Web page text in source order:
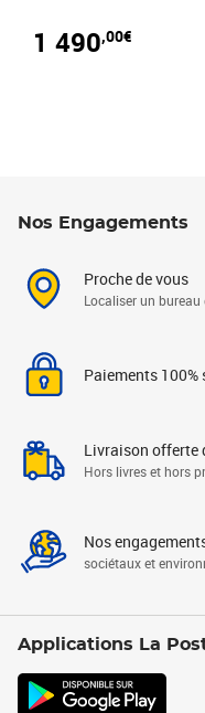
1 490,00€
Nos Engagements
Proche de vous
Localiser un bureau
Paiements 100%
Livraison offerte
Hors livres et hors
Nos
sociétaux et
Applications La